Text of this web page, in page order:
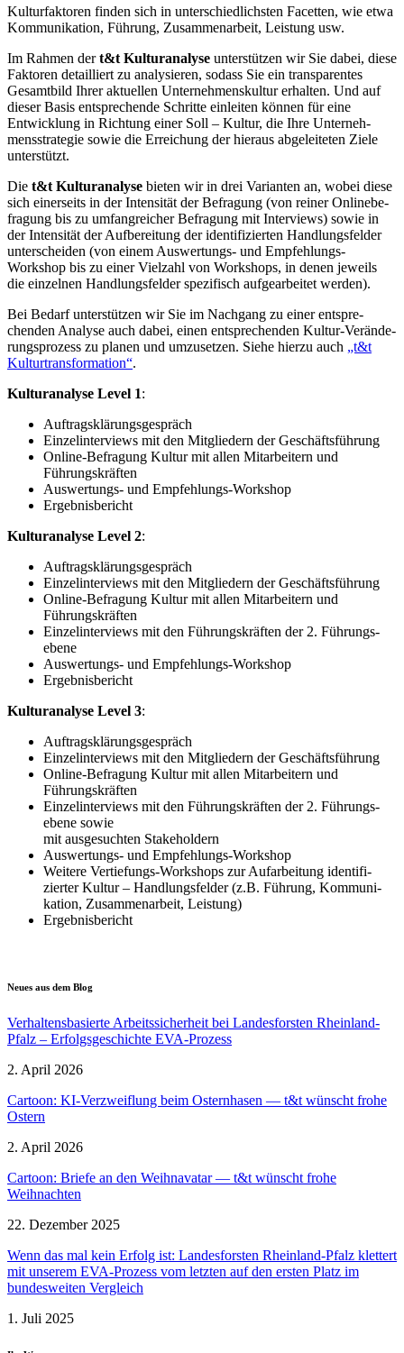
Kultur­fak­toren finden sich in unter­schied­lichsten Facetten, wie etwa
Kommu­ni­kation, Führung, Zusam­men­arbeit, Leistung usw.
Im Rahmen dert&t Kultur­analyse unter­stützen wir Sie dabei, diese
Faktoren detail­liert zu analy­sieren, sodass Sie ein trans­pa­rentes
Gesamtbild Ihrer aktuellen Unter­neh­mens­kultur erhalten. Und auf
dieser Basis entspre­chende Schritte einleiten können für eine
Entwicklung in Richtung einer Soll – Kultur, die Ihre Unter­neh­
mens­stra­tegie sowie die Errei­chung der hieraus abgelei­teten Ziele
unter­stützt.
Die t&t Kultur­analyse bieten wir in drei Varianten an, wobei diese
sich einer­seits in der Inten­sität der Befragung (von reiner Online­be­
fragung bis zu umfang­reicher Befragung mit Inter­views) sowie in
der Inten­sität der Aufbe­reitung der identi­fi­zierten Handlungs­felder
unter­scheiden (von einem Auswer­tungs- und Empfeh­lungs-
Workshop bis zu einer Vielzahl von Workshops, in denen jeweils
die einzelnen Handlungs­felder spezi­fisch aufge­ar­beitet werden).
Bei Bedarf unter­stützen wir Sie im Nachgang zu einer entspre­
chenden Analyse auch dabei, einen entspre­chenden Kultur-Verän­de­
rungs­prozess zu planen und umzusetzen. Siehe hierzu auch „t&t
Kultur­trans­for­mation“.
Kultur­analyse Level 1:
Auftrags­klä­rungs­ge­spräch
Einzel­in­ter­views mit den Mitgliedern der Geschäfts­führung
Online-Befragung Kultur mit allen Mitar­beitern und
Führungs­kräften
Auswer­tungs- und Empfeh­lungs-Workshop
Ergeb­nis­be­richt
Kultur­analyse Level 2:
Auftrags­klä­rungs­ge­spräch
Einzel­in­ter­views mit den Mitgliedern der Geschäfts­führung
Online-Befragung Kultur mit allen Mitar­beitern und
Führungs­kräften
Einzel­in­ter­views mit den Führungs­kräften der 2. Führungs­
ebene
Auswer­tungs- und Empfeh­lungs-Workshop
Ergeb­nis­be­richt
Kultur­analyse Level 3:
Auftrags­klä­rungs­ge­spräch
Einzel­in­ter­views mit den Mitgliedern der Geschäfts­führung
Online-Befragung Kultur mit allen Mitar­beitern und
Führungs­kräften
Einzel­in­ter­views mit den Führungs­kräften der 2. Führungs­
ebene sowie
mit ausge­suchten Stake­holdern
Auswer­tungs- und Empfeh­lungs-Workshop
Weitere Vertie­fungs-Workshops zur Aufar­beitung identi­fi­
zierter Kultur – Handlungs­felder (z.B. Führung, Kommu­ni­
kation, Zusam­men­arbeit, Leistung)
Ergeb­nis­be­richt
Neues aus dem Blog
Verhal­tens­ba­sierte Arbeits­si­cherheit bei Landes­forsten Rheinland-
Pfalz – Erfolgs­ge­schichte EVA-Prozess
2. April 2026
Cartoon: KI-Verzweiflung beim Ostern­hasen — t&t wünscht frohe
Ostern
2. April 2026
Cartoon: Briefe an den Weihnavatar — t&t wünscht frohe
Weihnachten
22. Dezember 2025
Wenn das mal kein Erfolg ist: Landes­forsten Rheinland-Pfalz klettert
mit unserem EVA-Prozess vom letzten auf den ersten Platz im
bundes­weiten Vergleich
1. Juli 2025